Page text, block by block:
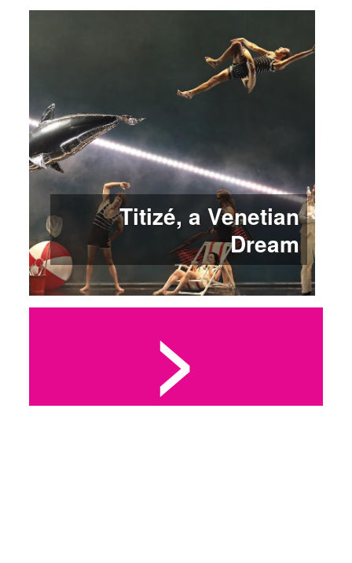
Titizé, a Venetian
Dream
>